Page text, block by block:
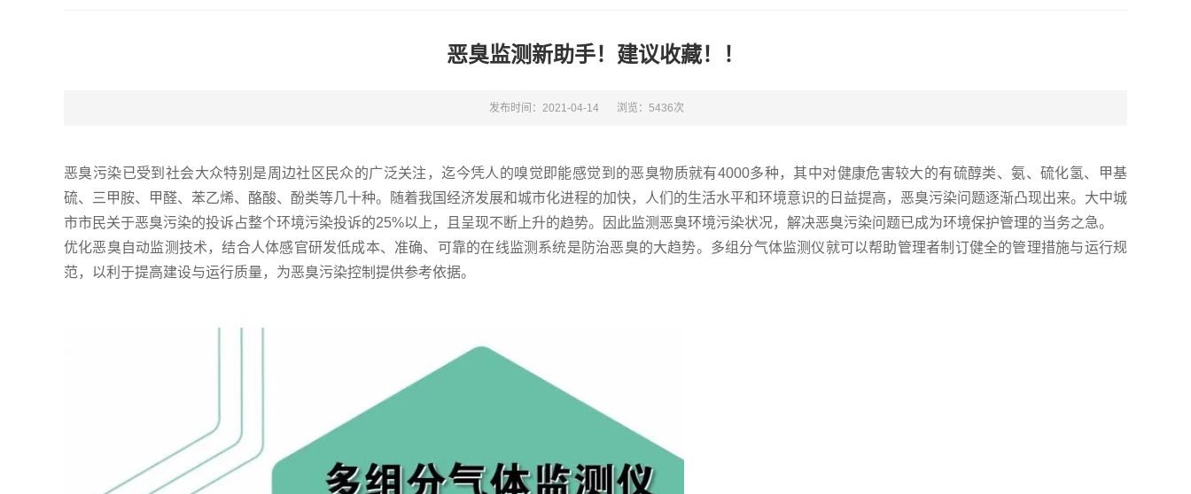
恶臭监测新助手！建议收藏！！
发布时间：2021-04-14 浏览：5436次
恶臭污染已受到社会大众特别是周边社区民众的广泛关注，迄今凭人的嗅觉即能感觉到的恶臭物质就有4000多种，其中对健康危害较大的有硫醇类、氨、硫化氢、甲基
硫、三甲胺、甲醛、苯乙烯、酪酸、酚类等几十种。随着我国经济发展和城市化进程的加快，人们的生活水平和环境意识的日益提高，恶臭污染问题逐渐凸现出来。大中城
市市民关于恶臭污染的投诉占整个环境污染投诉的25%以上，且呈现不断上升的趋势。因此监测恶臭环境污染状况，解决恶臭污染问题已成为环境保护管理的当务之急。
优化恶臭自动监测技术，结合人体感官研发低成本、准确、可靠的在线监测系统是防治恶臭的大趋势。多组分气体监测仪就可以帮助管理者制订健全的管理措施与运行规
范，以利于提高建设与运行质量，为恶臭污染控制提供参考依据。